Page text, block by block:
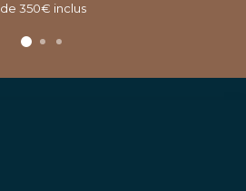
de 350€ inclus